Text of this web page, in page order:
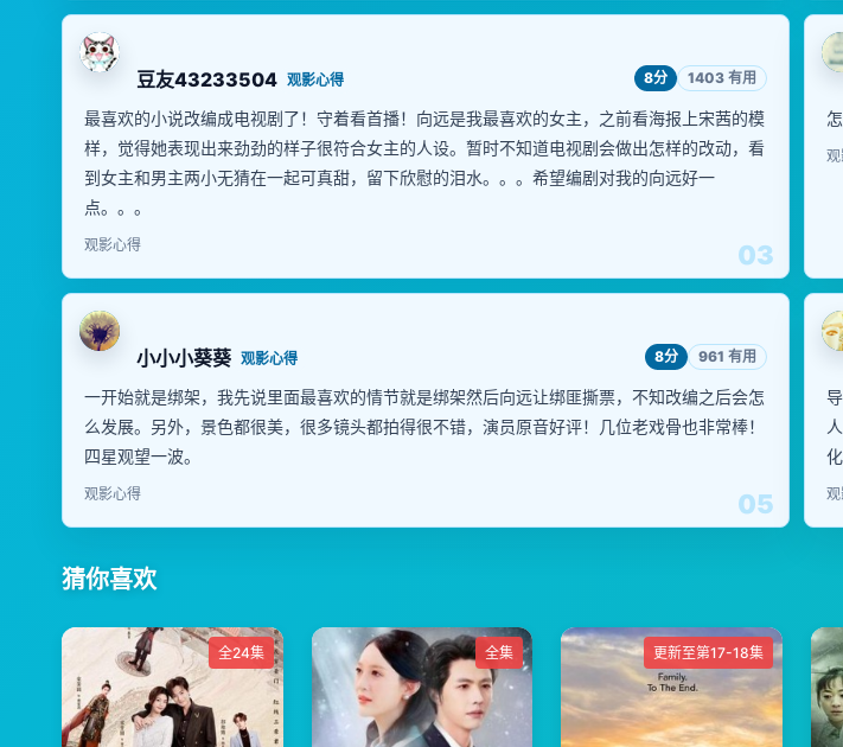
03
豆友43233504 观影心得 8分 1403 有用
最喜欢的小说改编成电视剧了！守着看首播！向远是我最喜欢的女主，之前看海报上宋茜的模
样，觉得她表现出来劲劲的样子很符合女主的人设。暂时不知道电视剧会做出怎样的改动，看
到女主和男主两小无猜在一起可真甜，留下欣慰的泪水。。。希望编剧对我的向远好一
点。。。
观影心得
05
小小小葵葵 观影心得 8分 961 有用
一开始就是绑架，我先说里面最喜欢的情节就是绑架然后向远让绑匪撕票，不知改编之后会怎
么发展。另外，景色都很美，很多镜头都拍得很不错，演员原音好评！几位老戏骨也非常棒！
四星观望一波。
观影心得
猜你喜欢
全24集 全集 更新至第17-18集